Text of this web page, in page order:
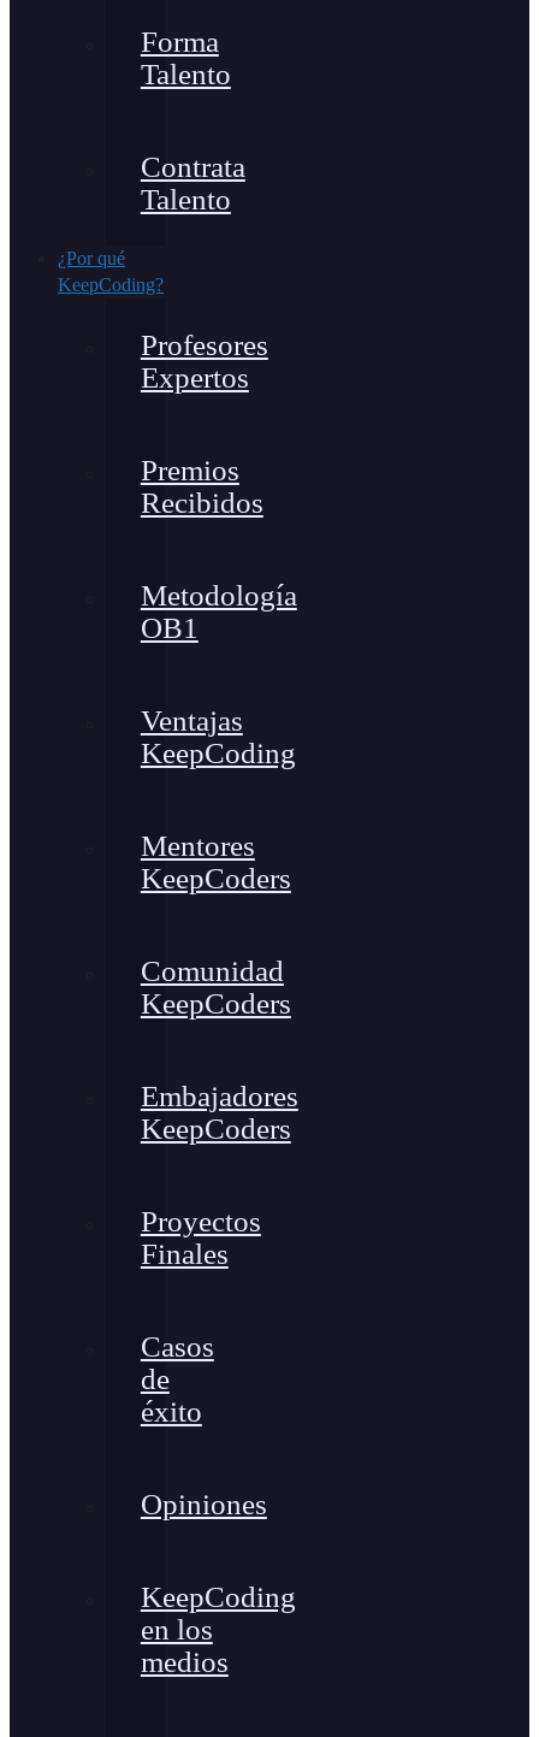
Forma
Talento
Contrata
Talento
¿Por qué
KeepCoding?
Profesores
Expertos
Premios
Recibidos
Metodología
OB1
Ventajas
KeepCoding
Mentores
KeepCoders
Comunidad
KeepCoders
Embajadores
KeepCoders
Proyectos
Finales
Casos
de
éxito
Opiniones
KeepCoding
en los
medios